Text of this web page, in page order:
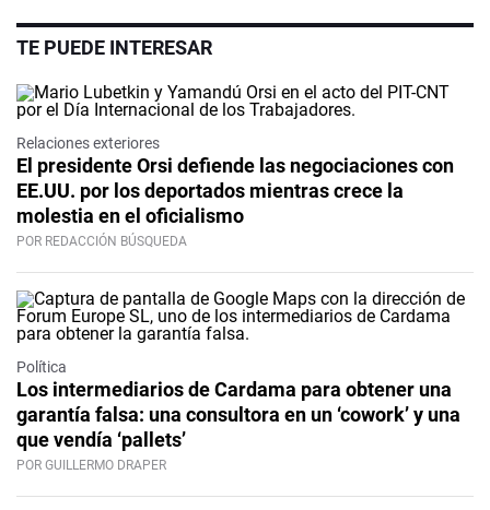
TE PUEDE INTERESAR
Relaciones exteriores
El presidente Orsi defiende las negociaciones con
EE.UU. por los deportados mientras crece la
molestia en el oficialismo
POR REDACCIÓN BÚSQUEDA
Política
Los intermediarios de Cardama para obtener una
garantía falsa: una consultora en un ‘cowork’ y una
que vendía ‘pallets’
POR GUILLERMO DRAPER